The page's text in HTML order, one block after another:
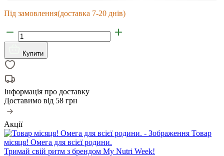
Під замовлення(доставка 7-20 днів)
Купити
Інформація про доставку
Доставимо від 58 грн
Акції
Товар
місяця! Омега для всієї родини.
Тримай свій ритм з брендом My Nutri Week!